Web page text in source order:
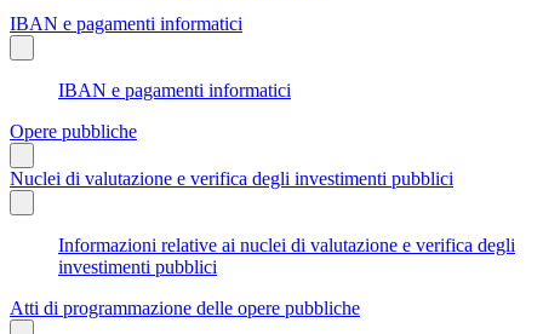
IBAN e pagamenti informatici
IBAN e pagamenti informatici
Opere pubbliche
Nuclei di valutazione e verifica degli investimenti pubblici
Informazioni relative ai nuclei di valutazione e verifica degli
investimenti pubblici
Atti di programmazione delle opere pubbliche